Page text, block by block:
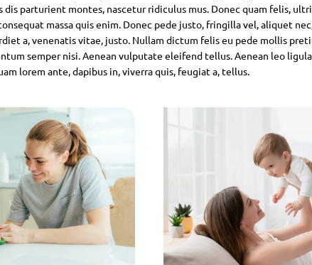
dis parturient montes, nascetur ridiculus mus. Donec quam felis,
massa quis enim. Donec pede justo, fringilla vel, aliquet
a, venenatis vitae, justo. Nullam dictum felis eu pede mollis
semper nisi. Aenean vulputate eleifend tellus. Aenean leo
lorem ante, dapibus in, viverra quis, feugiat a, tellus.